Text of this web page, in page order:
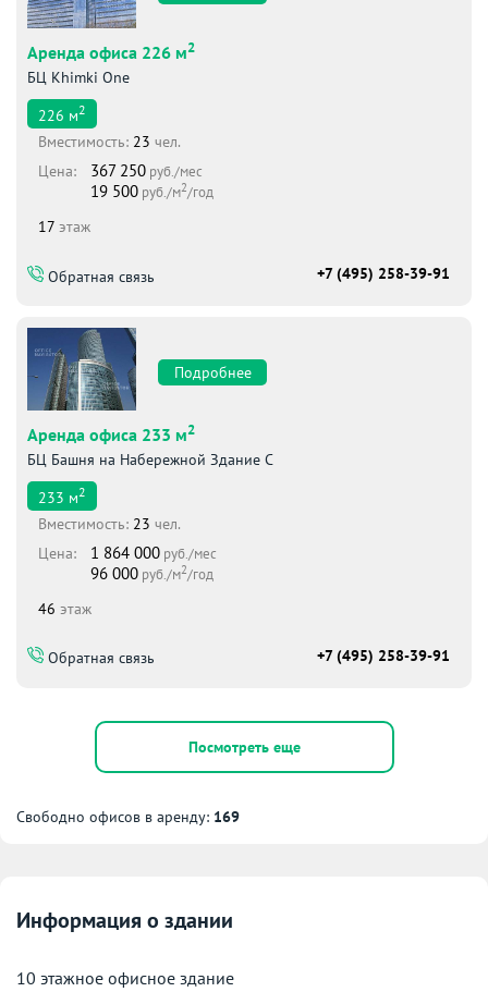
Аренда офиса 226 м2
БЦ Khimki One
226 м2
Вместимоcть: 23 чел.
Цена:
367 250 руб./мес
19 500 руб./м2/год
17 этаж
Обратная связь +7 (495) 258-39-91
Подробнее
Аренда офиса 233 м2
БЦ Башня на Набережной Здание С
233 м2
Вместимоcть: 23 чел.
Цена:
1 864 000 руб./мес
96 000 руб./м2/год
46 этаж
Обратная связь +7 (495) 258-39-91
Посмотреть еще
Свободно офисов в аренду: 169
Информация о здании
10 этажное офисное здание